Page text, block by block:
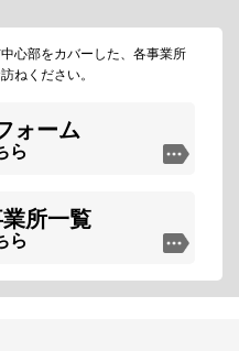
心部をカバーした、各事業所
ねください。
ォーム
ら
所一覧
ら